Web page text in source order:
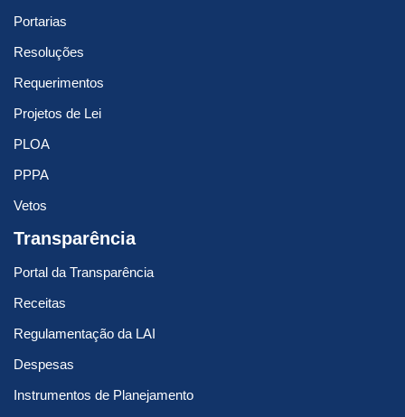
Portarias
Resoluções
Requerimentos
Projetos de Lei
PLOA
PPPA
Vetos
Transparência
Portal da Transparência
Receitas
Regulamentação da LAI
Despesas
Instrumentos de Planejamento